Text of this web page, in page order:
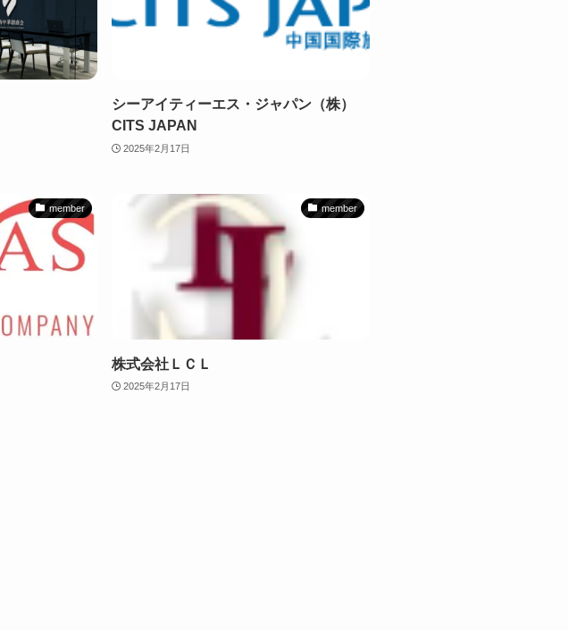
シーアイティーエス・ジャパン（株）
CITS JAPAN
2025年2月17日
member member
株式会社ＬＣＬ
2025年2月17日